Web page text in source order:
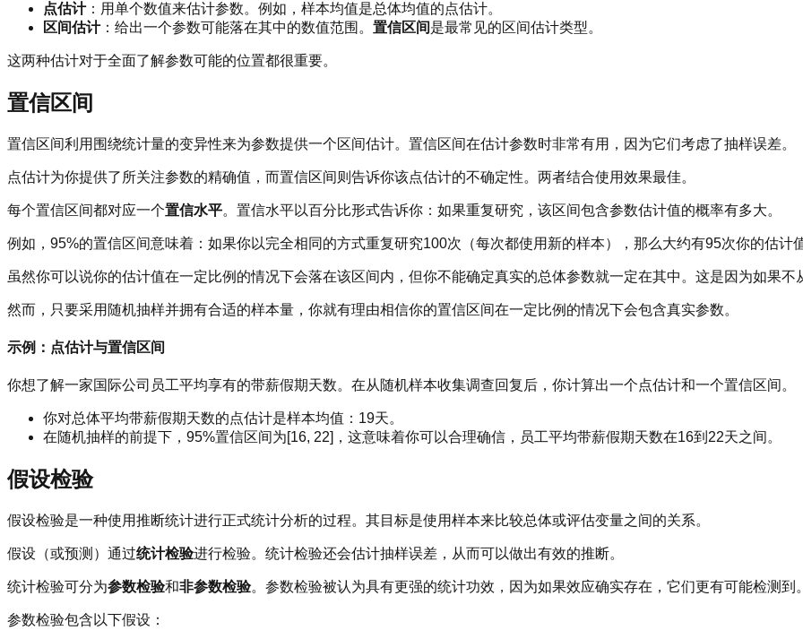
点估计：用单个数值来估计参数。例如，样本均值是总体均值的点估计。
区间估计：给出一个参数可能落在其中的数值范围。 置信区间是最常见的区间估计类型。
这两种估计对于全面了解参数可能的位置都很重要。
置信区间
置信区间利用围绕统计量的变异性来为参数提供一个区间估计。置信区间在估计参数时非常有用，因为它们考虑了抽样误差。
点估计为你提供了所关注参数的精确值，而置信区间则告诉你该点估计的不确定性。两者结合使用效果最佳。
每个置信区间都对应一个置信水平。置信水平以百分比形式告诉你：如果重复研究，该区间包含参数估计值的概率有多大。
例如，95%的置信区间意味着：如果你以完全相同的方式重复研究100次（每次都使用新的样本），那么大约有95次你的估计
虽然你可以说你的估计值在一定比例的情况下会落在该区间内，但你不能确定真实的总体参数就一定在其中。这是因为如果不
然而，只要采用随机抽样并拥有合适的样本量，你就有理由相信你的置信区间在一定比例的情况下会包含真实参数。
示例：点估计与置信区间
你想了解一家国际公司员工平均享有的带薪假期天数。在从随机样本收集调查回复后，你计算出一个点估计和一个置信区间。
你对总体平均带薪假期天数的点估计是样本均值：19天。
在随机抽样的前提下，95%置信区间为[16, 22]，这意味着你可以合理确信，员工平均带薪假期天数在16到22天之间。
假设检验
假设检验是一种使用推断统计进行正式统计分析的过程。其目标是使用样本来比较总体或评估变量之间的关系。
假设（或预测）通过统计检验进行检验。统计检验还会估计抽样误差，从而可以做出有效的推断。
统计检验可分为参数检验和非参数检验。参数检验被认为具有更强的统计功效，因为如果效应确实存在，它们更有可能检测到。
参数检验包含以下假设：